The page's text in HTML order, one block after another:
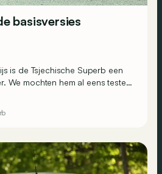
basisversies
is de Tsjechische Superb een
We mochten hem al eens testen
met zijn schitterende
ruimte. De geteste motoren
niet de “basiswaarden”
we nu recht. <br>